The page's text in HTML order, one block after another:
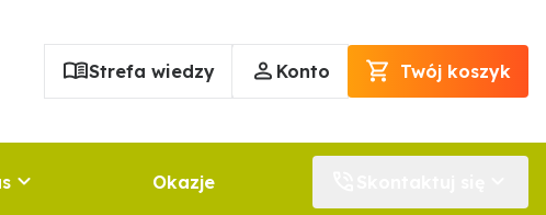
Strefa wiedzy Konto Twój koszyk
Okazje